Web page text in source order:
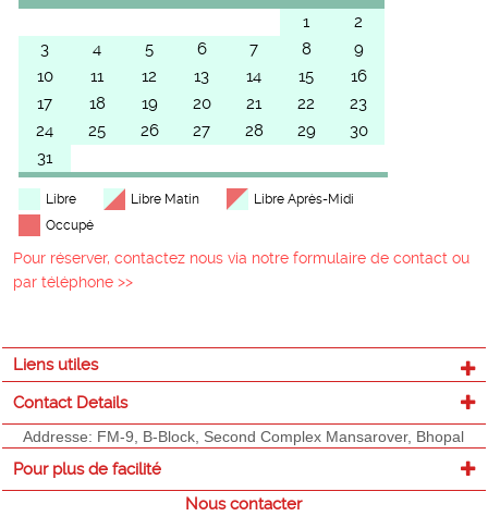
1
2
3
4 5 6 7 8
9
10
11 12 13 14 15
16
17
18 19 20 21 22
23
24
25 26 27 28 29
30
31
Libre Libre Matin
Libre Après-Midi
Occupé
Pour réserver, contactez nous via notre formulaire de contact ou
par téléphone >>
Liens utiles
Contact Details
Addresse: FM-9, B-Block, Second Complex Mansarover, Bhopal
Pour plus de facilité
Nous contacter